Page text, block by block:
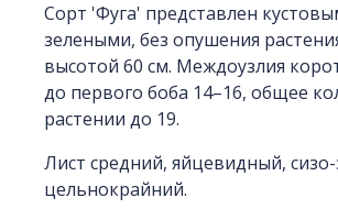
Сорт 'Фуга' представлен
зелеными, без опушения
высотой 60 см. Междоузлия
до первого боба 14–16, общее
растении до 19.
Лист средний, яйцевидный,
цельнокрайний.